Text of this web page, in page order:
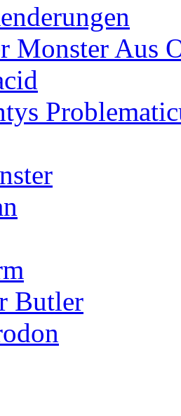
Monster Aus
Butler